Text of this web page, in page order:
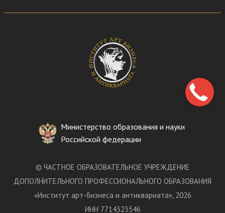
Министерство образования и науки
Российской федерации
© ЧАСТНОЕ ОБРАЗОВАТЕЛЬНОЕ УЧРЕЖДЕНИЕ
ДОПОЛНИТЕЛЬНОГО ПРОФЕССИОНАЛЬНОГО ОБРАЗОВАНИЯ
«Институт арт-бизнеса и антиквариата», 2026
ИНН 7714323546